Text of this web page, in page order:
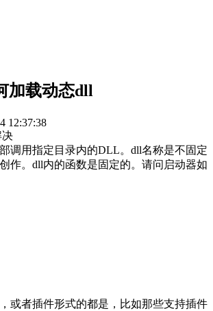
加载动态dll
12:37:38
决
调用指定目录内的DLL。dll名称是不固定
作。dll内的函数是固定的。请问启动器如
或者插件形式的都是，比如那些支持插件